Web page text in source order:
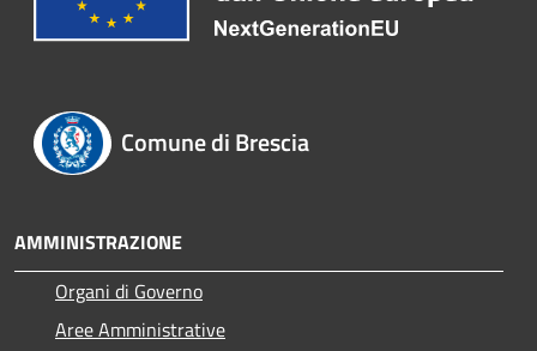
Comune di Brescia
AMMINISTRAZIONE
Organi di Governo
Aree Amministrative